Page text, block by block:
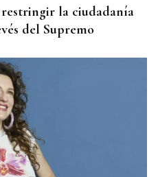
la ciudadanía
del Supremo